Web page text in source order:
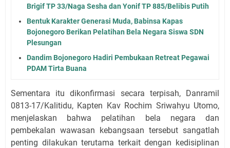
Brigif TP 33/Naga Sesha dan Yonif TP 885/Belibis Putih
Bentuk Karakter Generasi Muda, Babinsa Kapas
Bojonegoro Berikan Pelatihan Bela Negara Siswa SDN
Plesungan
Dandim Bojonegoro Hadiri Pembukaan Retreat Pegawai
PDAM Tirta Buana
Sementara itu dikonfirmasi secara terpisah, Danramil
0813-17/Kalitidu, Kapten Kav Rochim Sriwahyu Utomo,
menjelaskan bahwa pelatihan bela negara dan
pembekalan wawasan kebangsaan tersebut sangatlah
penting dilakukan terutama terkait dengan kedisiplinan